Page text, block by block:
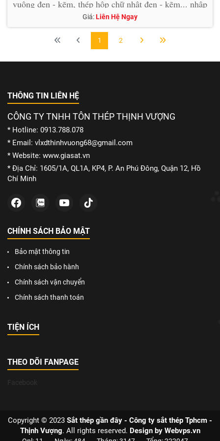
vuông đen - kẽm, thép hộp chữ nhật đen - kẽm... nhập
khẩu với những quy cách đặc biệt lớn và dày.
Giá:Liên Hệ Ngay
1 2
THÔNG TIN LIÊN HỆ
CÔNG TY TNHH TÔN THÉP THỊNH VƯỢNG
* Hotline: 0913.788.078
* Email: vlxdthinhvuong68@gmail.com
* Website: www.giasat.vn
* Địa Chỉ: 1605/1A, QL1A, KP4, P. An Phú Đông, Quận 12, Hồ
Chí Minh
CHÍNH SÁCH BẢO MẬT
Bảo mật thông tin
Chính sách bảo hành
Chính sách vận chuyển
Chính sách thanh toán
TIỆN ÍCH
THEO DÕI FANPAGE
Facebook
Copyright © 2023 Sắt thép gần đây - Công ty sắt thép Tphcm -
Thịnh Vượng. All rights reserved. Design by Webvps.vn